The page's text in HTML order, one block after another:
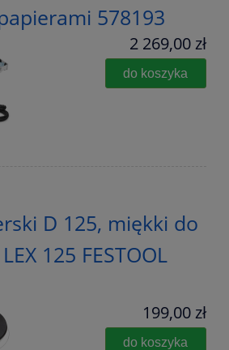
578193
2 269,00 zł
do koszyka
D 125, miękki do
125 FESTOOL
199,00 zł
do koszyka